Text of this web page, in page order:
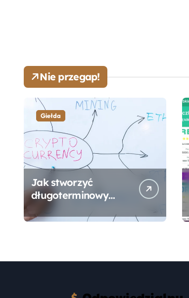
Nie przegap!
Giełda
Jak stworzyć
długoterminowy
10-20 lat?